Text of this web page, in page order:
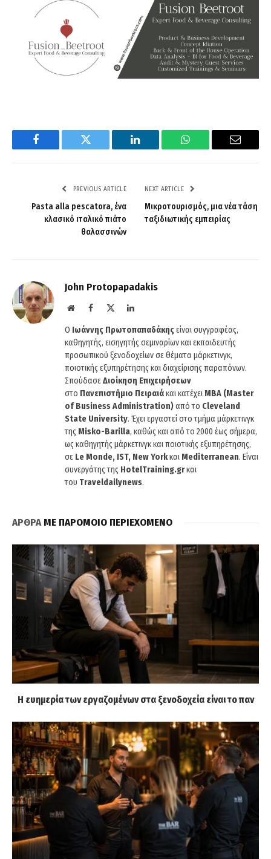
Facebook Twitter LinkedIn WhatsApp Email
PREVIOUS ARTICLE
Pasta alla pescatora, ένα
κλασικό ιταλικό πιάτο
θαλασσινών
NEXT ARTICLE
Μικροτουρισμός, μια νέα τάση
ταξιδιωτικής εμπειρίας
John Protopapadakis
WebsiteFacebook LinkedIn
O Ιωάννης Πρωτοπαπαδάκηςείναι συγγραφέας,
καθηγητής, εισηγητής σεμιναρίων και εκπαιδευτής
προσωπικού ξενοδοχείων σε θέματα μάρκετινγκ,
ποιοτικής εξυπηρέτησης και διαχείρισης παραπόνων.
ΣπούδασεΔιοίκηση Επιχειρήσεων
στο Πανεπιστήμιο Πειραιάκαι κατέχει MBA (Master
of Business Administration)από το Cleveland
State University. Έχει εργαστεί στο τμήμα μάρκετινγκ
της Misko-Barilla, καθώς και από το 2000 έως σήμερα,
ως καθηγητής μάρκετινγκ και ποιοτικής εξυπηρέτησης,
σε Le Monde, IST, New Yorkκαι Mediterranean. Είναι
συνεργάτης της HotelTraining.grκαι
του Traveldailynews.
ΑΡΘΡΑΜΕ ΠΑΡΟΜΟΙΟ ΠΕΡΙΕΧΟΜΕΝΟ
Η ευημερία των εργαζομένων στα ξενοδοχεία είναι το παν